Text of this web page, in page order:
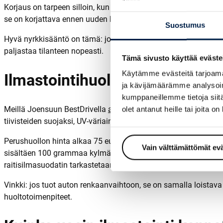
Suostumus
Tämä sivusto käyttää
Käytämme evästeitä
ja kävijämäärämme
kumppaneillemme tietoja
olet antanut heille tai joita
Vain välttämättömät
Korjaus on tarpeen silloin, kun huollossa paljastuu vuoto tai
se on korjattava ennen uuden kylmäaineen lisäämistä,
Hyvä nyrkkisääntö on tämä: josilmastointi ei toimilainkaan
paljastaa tilanteen nopeasti.
Ilmastointihuolto Joensuussa
Meillä Joensuun BestDrivella auton ilmastointihuoltosisältää
tiivisteiden suojaksi, UV-väriaine mahdollisten vuotojen
Perushuollon hinta alkaa 75 eurosta kylmäaineella R134A.
sisältäen 100 grammaa kylmäainetta. Jos haluat varmistaa
raitisilmasuodatin tarkastetaan tai vaihdetaan tarvittaessa.
Vinkki: jos tuot auton renkaanvaihtoon, se on samalla
huoltotoimenpiteet.